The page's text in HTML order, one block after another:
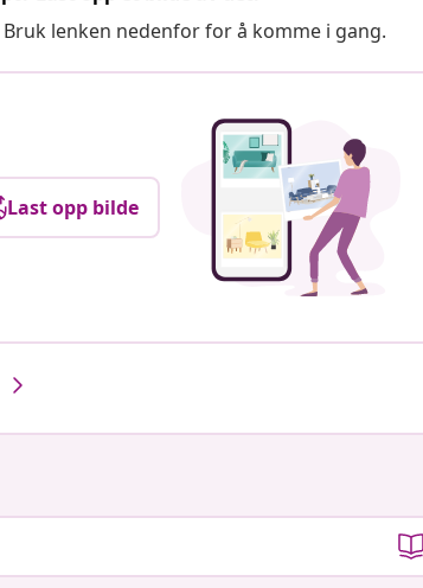
lenken nedenfor for å komme i gang.
Last opp bilde